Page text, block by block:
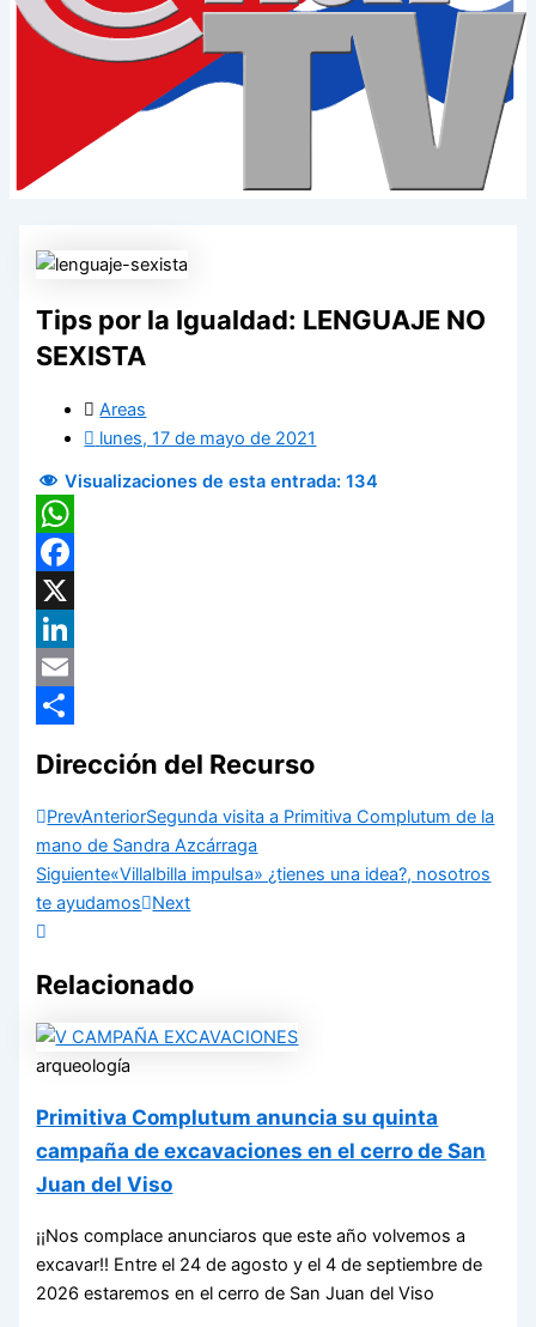
Tips por la Igualdad: LENGUAJE NO
SEXISTA
Areas
lunes, 17 de mayo de 2021
Visualizaciones de esta entrada: 134
WhatsApp
Facebook
X
LinkedIn
Email
Dirección del Recurso
PrevAnteriorSegunda visita a Primitiva Complutum de la
mano de Sandra Azcárraga
Siguiente«Villalbilla impulsa» ¿tienes una idea?, nosotros
te ayudamos
Next
Relacionado
arqueología
Primitiva Complutum anuncia su quinta
campaña de excavaciones en el cerro de San
Juan del Viso
¡¡Nos complace anunciaros que este año volvemos a
excavar!! Entre el 24 de agosto y el 4 de septiembre de
2026 estaremos en el cerro de San Juan del Viso